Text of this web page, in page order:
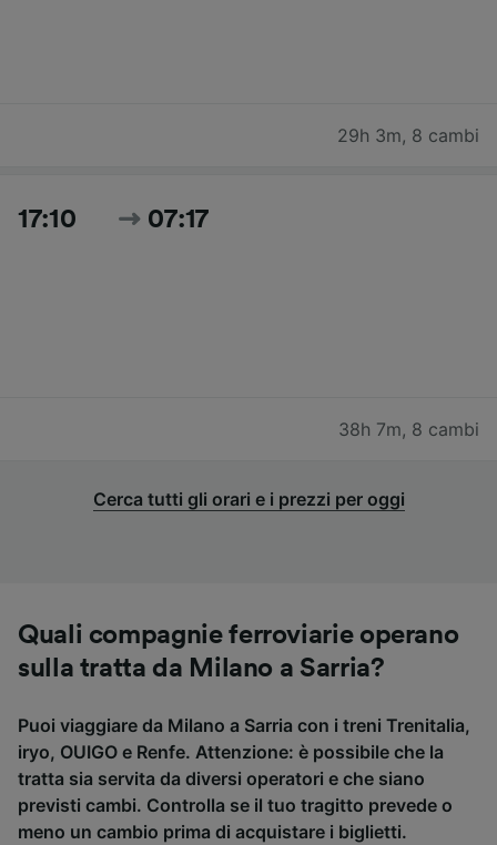
29h 3m, 8 cambi
17:10 07:17
38h 7m, 8 cambi
Cerca tutti gli orari e i prezzi per oggi
Quali compagnie ferroviarie operano
sulla tratta da Milano a Sarria?
Puoi viaggiare da Milano a Sarria con i treni Trenitalia,
iryo, OUIGO e Renfe. Attenzione: è possibile che la
tratta sia servita da diversi operatori e che siano
previsti cambi. Controlla se il tuo tragitto prevede o
meno un cambio prima di acquistare i biglietti.